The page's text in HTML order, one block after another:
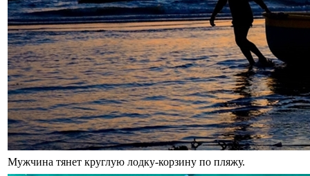
Мужчина тянет круглую лодку-корзину по пляжу.